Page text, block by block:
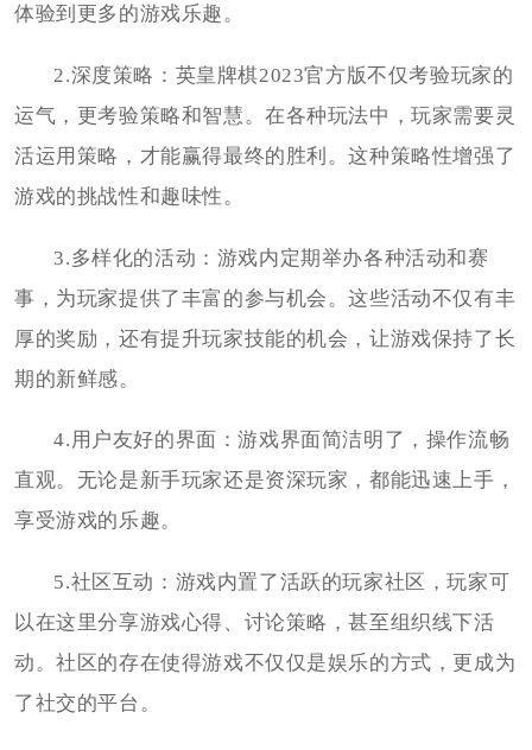
体验到更多的游戏乐趣。
2.深度策略：英皇牌棋2023官方版不仅考验玩家的
运气，更考验策略和智慧。在各种玩法中，玩家需要灵
活运用策略，才能赢得最终的胜利。这种策略性增强了
游戏的挑战性和趣味性。
3.多样化的活动：游戏内定期举办各种活动和赛
事，为玩家提供了丰富的参与机会。这些活动不仅有丰
厚的奖励，还有提升玩家技能的机会，让游戏保持了长
期的新鲜感。
4.用户友好的界面：游戏界面简洁明了，操作流畅
直观。无论是新手玩家还是资深玩家，都能迅速上手，
享受游戏的乐趣。
5.社区互动：游戏内置了活跃的玩家社区，玩家可
以在这里分享游戏心得、讨论策略，甚至组织线下活
动。社区的存在使得游戏不仅仅是娱乐的方式，更成为
了社交的平台。